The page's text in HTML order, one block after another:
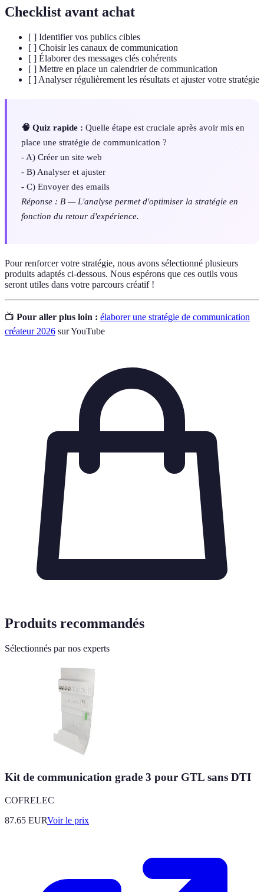
Checklist avant achat
[ ] Identifier vos publics cibles
[ ] Choisir les canaux de communication
[ ] Élaborer des messages clés cohérents
[ ] Mettre en place un calendrier de communication
[ ] Analyser régulièrement les résultats et ajuster votre stratégie
🧠 Quiz rapide : Quelle étape est cruciale après avoir mis en
place une stratégie de communication ?
- A) Créer un site web
- B) Analyser et ajuster
- C) Envoyer des emails
Réponse : B — L'analyse permet d'optimiser la stratégie en
fonction du retour d'expérience.
Pour renforcer votre stratégie, nous avons sélectionné plusieurs
produits adaptés ci-dessous. Nous espérons que ces outils vous
seront utiles dans votre parcours créatif !
📺 Pour aller plus loin : élaborer une stratégie de communication
créateur 2026 sur YouTube
Produits recommandés
Sélectionnés par nos experts
Kit de communication grade 3 pour GTL sans DTI
COFRELEC
87.65 EURVoir le prix